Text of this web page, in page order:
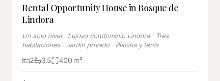
Rental Opportunity House in Bosque de
Lindora
Un solo nivel · Lujoso condominio Lindora · Tres
habitaciones · Jardín privado · Piscina y tenis
2 3.5 400 m²